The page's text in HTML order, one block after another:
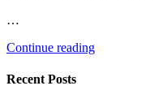
…
Continue reading
Recent Posts